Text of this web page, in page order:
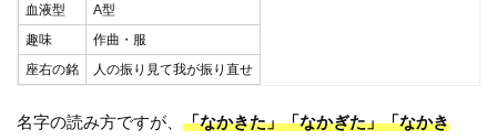
血液型
A型
趣味
作曲・服
座右の銘
人の振り見て我が振り直せ
名字の読み方ですが、「なかきた」「なかぎた」「なかき